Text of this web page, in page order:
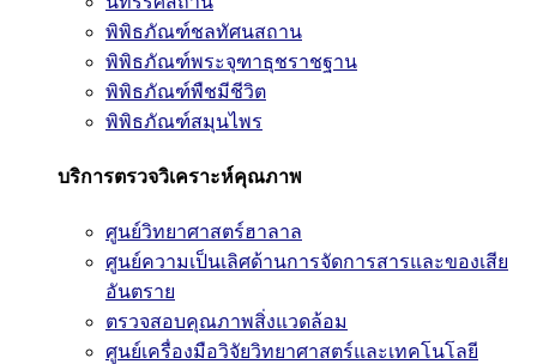
พิพิธภัณฑ์ชลทัศนสถาน
พิพิธภัณฑ์พระจุฑาธุชราชฐาน
พิพิธภัณฑ์พืชมีชีวิต
พิพิธภัณฑ์สมุนไพร
บริการตรวจวิเคราะห์คุณภาพ
ศูนย์วิทยาศาสตร์ฮาลาล
ศูนย์ความเป็นเลิศด้านการจัดการสารและของเสีย
อันตราย
ตรวจสอบคุณภาพสิ่งแวดล้อม
ศูนย์เครื่องมือวิจัยวิทยาศาสตร์และเทคโนโลยี